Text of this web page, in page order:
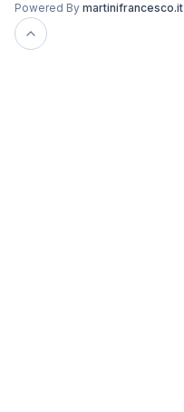
Powered By martinifrancesco.it